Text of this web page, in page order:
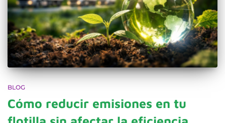
BLOG
Cómo reducir emisiones en tu